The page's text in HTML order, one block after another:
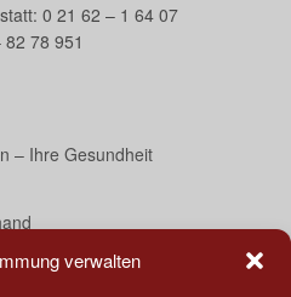
verwalten
0 21 62 – 1 64 07
78 951
– Ihre Gesundheit